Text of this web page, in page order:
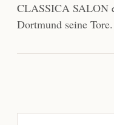
CLASSICA SALON
Dortmund seine Tore.